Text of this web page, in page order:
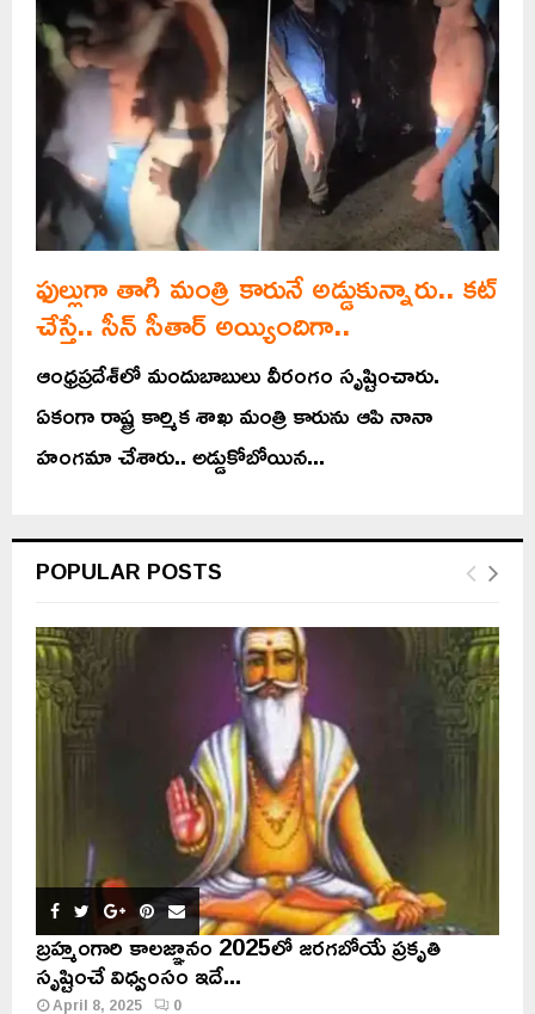
ఫుల్లుగా తాగి మంత్రి కారునే అడ్డుకున్నారు.. కట్
చేస్తే.. సీన్ సీతార్ అయ్యిందిగా..
ఆంధ్రప్రదేశ్‌లో మందుబాబులు వీరంగం సృష్టించారు.
ఏకంగా రాష్ట్ర కార్మిక శాఖ మంత్రి కారును ఆపి నానా
హంగమా చేశారు.. అడ్డుకోబోయిన...
POPULAR POSTS
బ్రహ్మంగారి కాలజ్ఞానం 2025లో జరగబోయే ప్రకృతి
సృష్టించే విధ్వంసం ఇదే...
April 8, 2025 0